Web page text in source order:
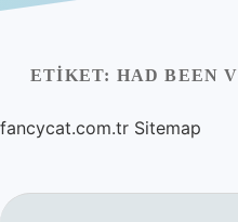
Yasal Uyarı
Hakkımızda
ETIKET: HAD BEEN
fancycat.com.tr Sitemap